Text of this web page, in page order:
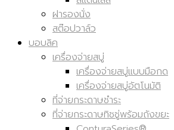
ฝารองนั่ง
สต๊อปวาล์ว
บอบลิค
เครื่องจ่ายสบู่
เครื่องจ่ายสบู่แบบมือกด
เครื่องจ่ายสบู่อัตโนมัติ
ที่จ่ายกระดาษชำระ
ที่จ่ายกระดาษทิชชู่พร้อมถังขยะ